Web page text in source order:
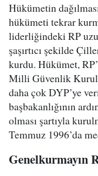
Hükümetin
hükümeti tekrar
liderliğindeki RP
şaşırtıcı şekilde
kurdu. Hükümet,
Milli Güvenlik
daha çok DYP’ye
başbakanlığının
olması şartıyla
Temmuz 1996’da
Genelkurmayın